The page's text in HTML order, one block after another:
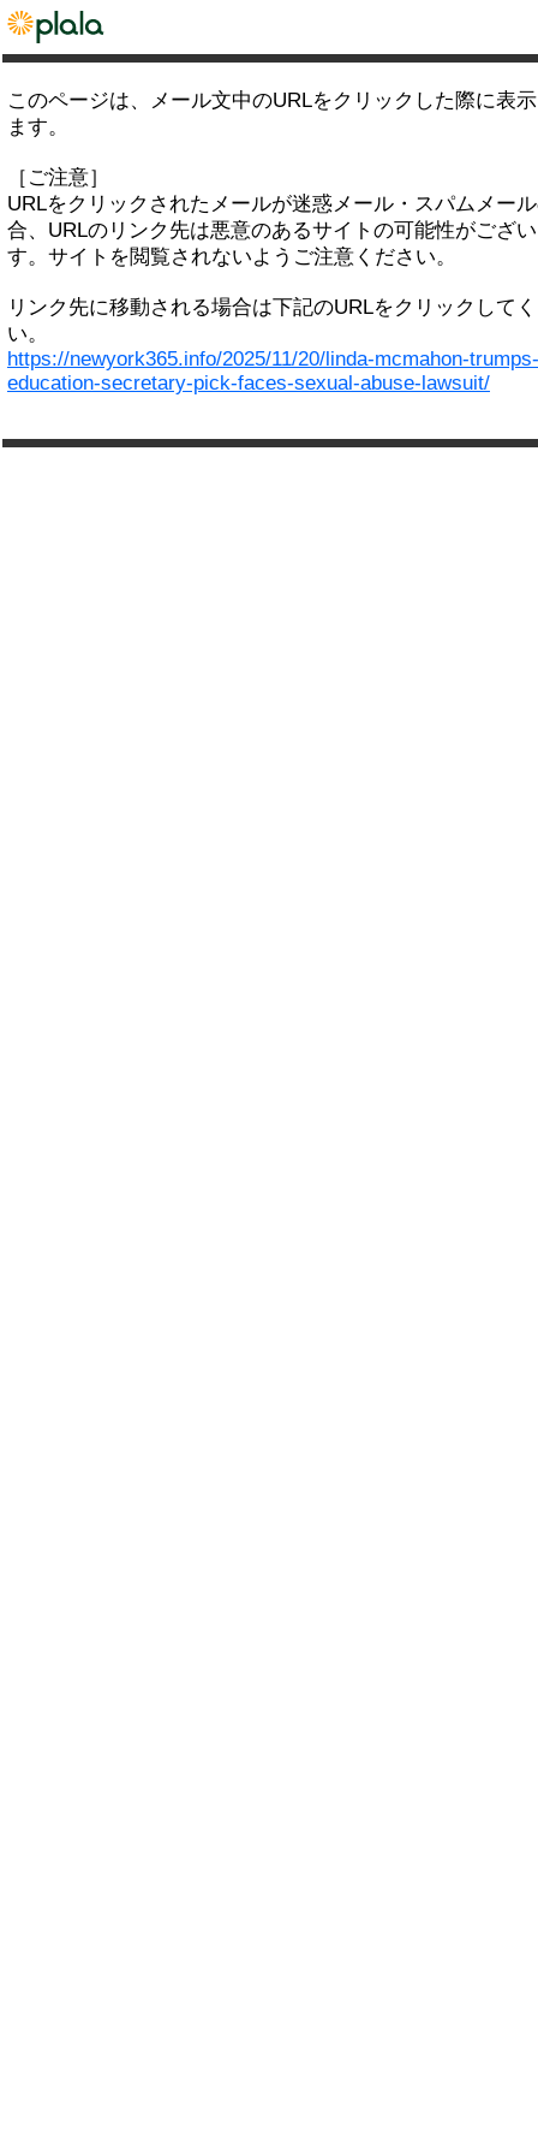
このページは、メール文中のURLをクリックした際に表
ます。
［ご注意］
URLをクリックされたメールが迷惑メール・スパムメー
合、URLのリンク先は悪意のあるサイトの可能性がござ
す。サイトを閲覧されないようご注意ください。
リンク先に移動される場合は下記のURLをクリックして
い。
https://newyork365.info/2025/11/20/linda-mcmahon-trumps-
education-secretary-pick-faces-sexual-abuse-lawsuit/